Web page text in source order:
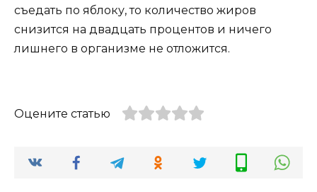
съедать по яблоку, то количество жиров
снизится на двадцать процентов и ничего
лишнего в организме не отложится.
Оцените статью